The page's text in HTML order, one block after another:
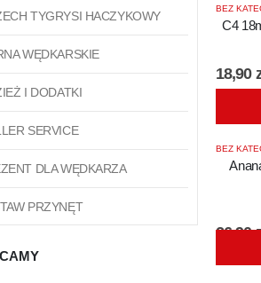
BEZ
C4
18,90
BEZ
26,90
TYGRYSI HACZYKOWY
WĘDKARSKIE
I DODATKI
SERVICE
DLA WĘDKARZA
PRZYNĘT